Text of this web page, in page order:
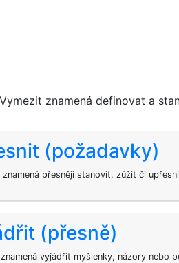
znamená definovat a
(požadavky)
znamená přesněji stanovit, zúžit či
(přesně)
vyjádřit myšlenky, názory nebo